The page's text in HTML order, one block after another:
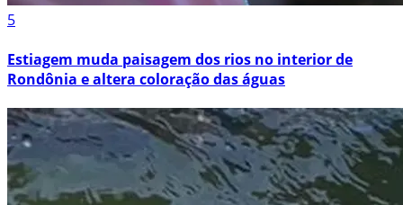
5
Estiagem muda paisagem dos rios no interior de
Rondônia e altera coloração das águas